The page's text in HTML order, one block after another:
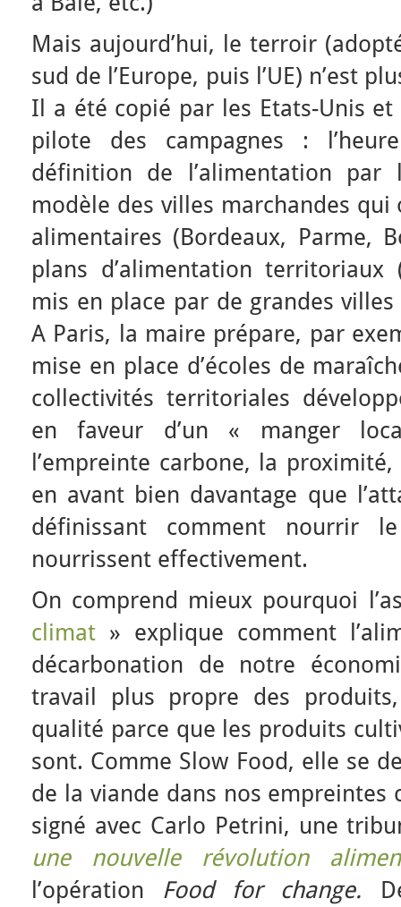
Mais aujourd’hui, le terroir
sud de l’Europe, puis l’UE) n’est
Il a été copié par les Etats-Unis
pilote des campagnes :
définition de l’alimentation
modèle des villes marchandes
alimentaires (Bordeaux, Parme,
plans d’alimentation territoriaux
mis en place par de grandes
A Paris, la maire prépare, par
mise en place d’écoles de
collectivités territoriales
en faveur d’un « manger
l’empreinte carbone, la
en avant bien davantage que
définissant comment nourrir
nourrissent effectivement.
On comprend mieux pourquoi
climat » explique comment
décarbonation de notre
travail plus propre des
qualité parce que les produits
sont. Comme Slow Food, elle se
de la viande dans nos empreintes
signé avec Carlo Petrini, une
une nouvelle révolution
l’opération Food for change.